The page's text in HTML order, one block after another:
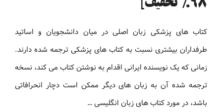
98% تخفیف]
کتاب های پزشکی زبان اصلی در میان دانشجویان و اساتید
طرفداران بیشتری نسبت به کتاب های پزشکی ترجمه شده دارند.
زمانی که یک نویسنده ایرانی اقدام به نوشتن کتاب می کند، نسخه
ترجمه شده آن به زبان های دیگر ممکن است دچار انحرافاتی
باشد، در مورد کتاب های زبان انگلیسی …